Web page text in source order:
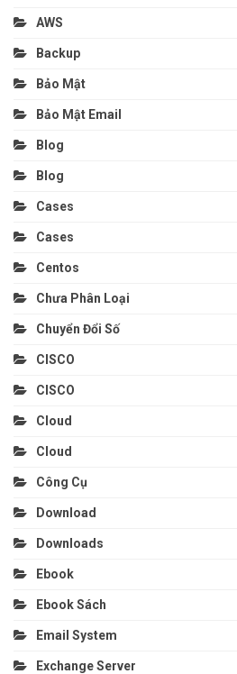
AWS
Backup
Bảo Mật
Bảo Mật Email
Blog
Blog
Cases
Cases
Centos
Chưa Phân Loại
Chuyển Đổi Số
CISCO
CISCO
Cloud
Cloud
Công Cụ
Download
Downloads
Ebook
Ebook Sách
Email System
Exchange Server